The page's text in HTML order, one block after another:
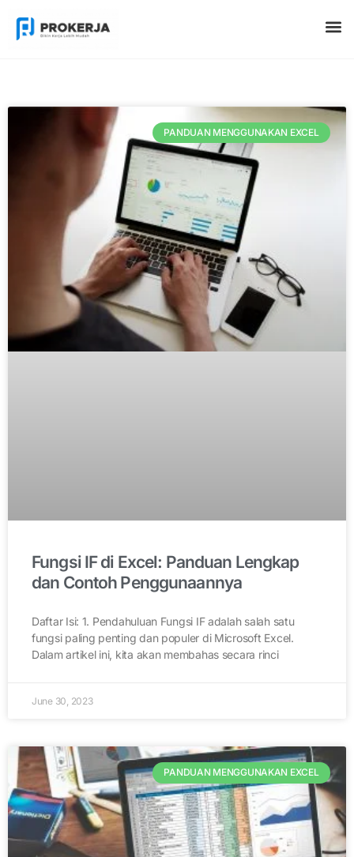
PANDUAN MENGGUNAKAN EXCEL
Fungsi IF di Excel: Panduan Lengkap
dan Contoh Penggunaannya
Daftar Isi: 1. Pendahuluan Fungsi IF adalah salah satu
fungsi paling penting dan populer di Microsoft Excel.
Dalam artikel ini, kita akan membahas secara rinci
June 30, 2023
PANDUAN MENGGUNAKAN EXCEL